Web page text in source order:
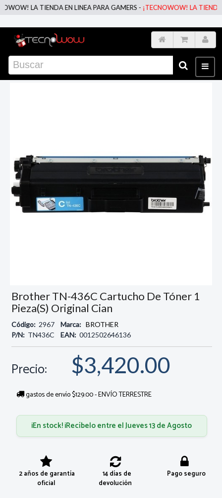
LA TIENDA EN LINEA PARA GAMERS -¡TECNOWOW! LA TIENDA EN
Brother TN-436C Cartucho De Tóner 1
Pieza(s) Original Cian
Código: 2967 Marca: BROTHER
P/N: TN436C EAN: 0012502646136
Precio: $3,420.00
gastos de envío $129.00 - ENVÍO TERRESTRE
¡En stock! ¡Recíbelo entre el Jueves 13 de Agosto
2 años de garantía
oficial
14 días de
devolución
Pago seguro